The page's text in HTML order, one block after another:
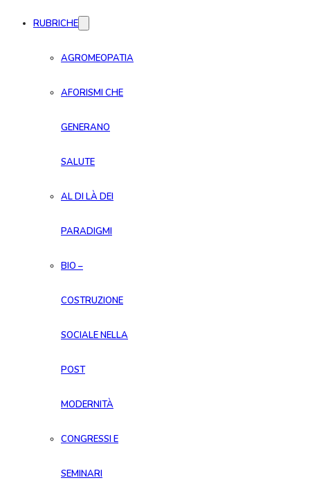
RUBRICHE
AGROMEOPATIA
AFORISMI CHE
GENERANO
SALUTE
AL DI LÀ DEI
PARADIGMI
BIO –
COSTRUZIONE
SOCIALE NELLA
POST
MODERNITÀ
CONGRESSI E
SEMINARI